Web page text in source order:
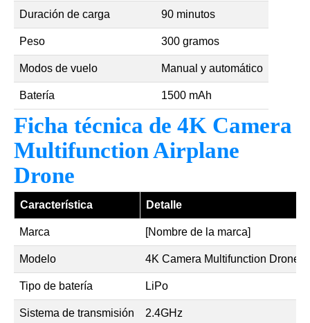
Duración de carga 90 minutos
Peso 300 gramos
Modos de vuelo Manual y automático
Batería 1500 mAh
Ficha técnica de 4K Camera
Multifunction Airplane
Drone
Característica Detalle
Marca [Nombre de la marca]
Modelo 4K Camera Multifunction Drone
Tipo de batería LiPo
Sistema de transmisión 2.4GHz